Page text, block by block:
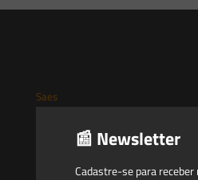
Saes
Início📰 Newsletter
Cadastre-se para